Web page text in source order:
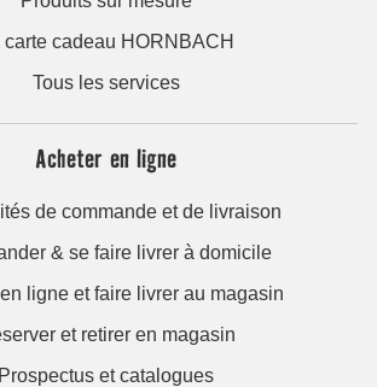
carte cadeau HORNBACH
Tous les services
Acheter en ligne
de commande et de livraison
& se faire livrer à domicile
ligne et faire livrer au magasin
et retirer en magasin
Prospectus et catalogues